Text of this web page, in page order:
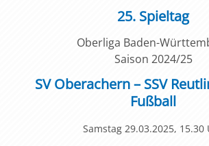
25. Spieltag
Oberliga Baden-
Saison 2024/25
SV Oberachern – SSV
Fußball
Samstag29.03.2025, 15.30